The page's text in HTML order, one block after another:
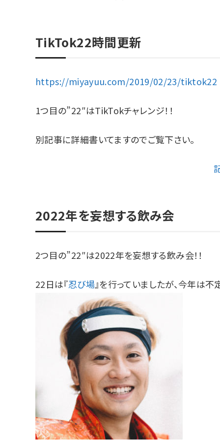
TikTok22時間更新
https://miyayuu.com/2019/02/23/tiktok22
1つ目の”22″はTikTokチャレンジ！！
別記事に詳細書いてますのでご覧下さい。
2022年を妄想する飲み会
2つ目の”22″は2022年を妄想する飲み会！！
22日は『忍び場』を行っていましたが、今年は不